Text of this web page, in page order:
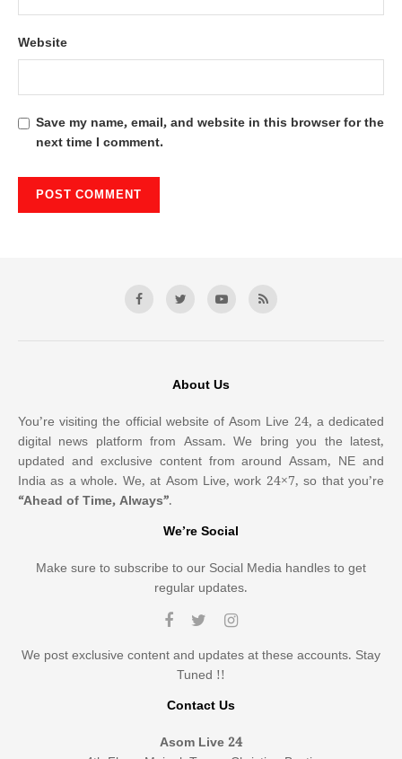
Website
Save my name, email, and website in this browser for the
next time I comment.
About Us
You’re visiting the official website of Asom Live 24, a dedicated
digital news platform from Assam. We bring you the latest,
updated and exclusive content from around Assam, NE and
India as a whole. We, at Asom Live, work 24×7, so that you’re
“Ahead of Time, Always”.
We’re Social
Make sure to subscribe to our Social Media handles to get
regular updates.
We post exclusive content and updates at these accounts. Stay
Tuned !!
Contact Us
Asom Live 24